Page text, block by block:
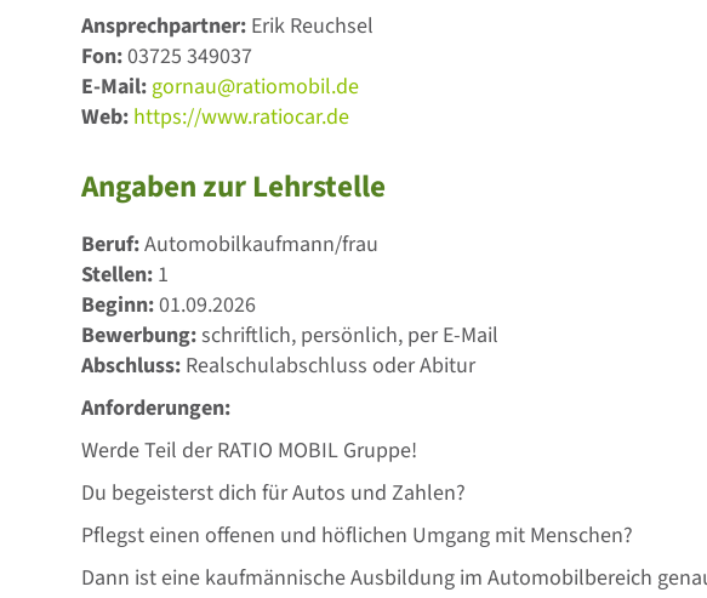
Ansprechpartner: Erik Reuchsel
Fon:03725 349037
E-Mail:gornau@ratiomobil.de
Web: https://www.ratiocar.de
Angaben zur Lehrstelle
Beruf:Automobilkaufmann/frau
Stellen: 1
Beginn:01.09.2026
Bewerbung:schriftlich, persönlich, per E-Mail
Abschluss: Realschulabschluss oder Abitur
Anforderungen:
Werde Teil der RATIO MOBIL Gruppe!
Du begeisterst dich für Autos und Zahlen?
Pflegst einen offenen und höflichen Umgang mit Menschen?
Dann ist eine kaufmännische Ausbildung im Automobilbereich